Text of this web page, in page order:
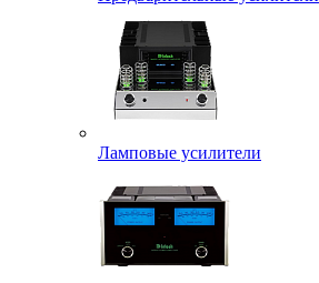
Ламповые усилители